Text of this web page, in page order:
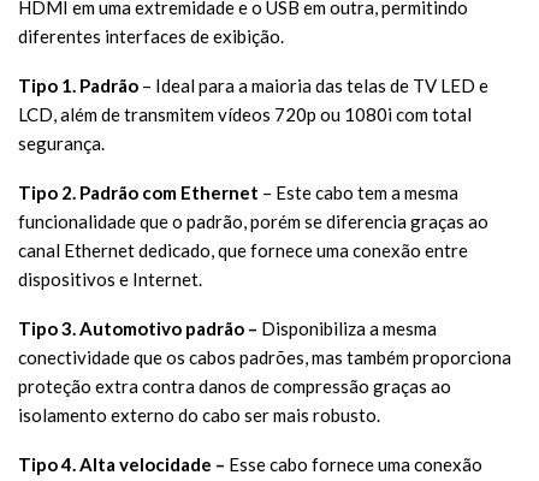
HDMI em uma extremidade e o USB em outra, permitindo
diferentes interfaces de exibição.
Tipo 1. Padrão – Ideal para a maioria das telas de TV LED e
LCD, além de transmitem vídeos 720p ou 1080i com total
segurança.
Tipo 2. Padrão com Ethernet – Este cabo tem a mesma
funcionalidade que o padrão, porém se diferencia graças ao
canal Ethernet dedicado, que fornece uma conexão entre
dispositivos e Internet.
Tipo 3. Automotivo padrão – Disponibiliza a mesma
conectividade que os cabos padrões, mas também proporciona
proteção extra contra danos de compressão graças ao
isolamento externo do cabo ser mais robusto.
Tipo 4. Alta velocidade – Esse cabo fornece uma conexão